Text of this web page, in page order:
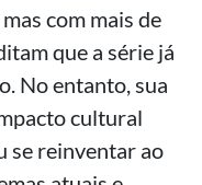
com mais de
que a série já
No entanto, sua
cultural
se reinventar ao